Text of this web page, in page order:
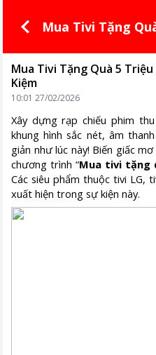
Mua Tivi Tặng
Mua Tivi Tặng Quà 5
Kiệm
10:01 27/02/2026
Xây dựng rạp chiếu phim
khung hình sắc nét, âm
giản như lúc này! Biến giấc
chương trình “Mua tivi tặng
Các siêu phẩm thuộc tivi LG,
xuất hiện trong sự kiện này.